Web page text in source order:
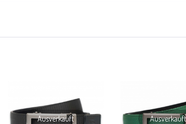
Ausverkauft Ausverkauft